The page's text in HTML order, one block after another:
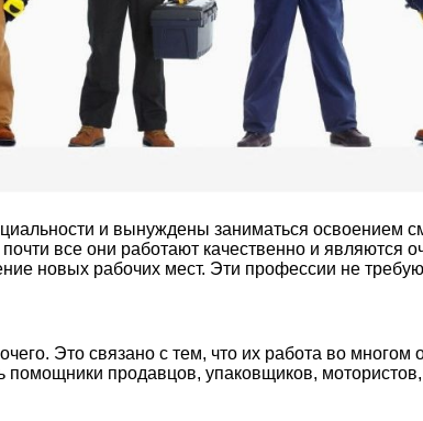
и вынуждены заниматься
все они работают качественно и являются
новых рабочих мест. Эти профессии не
Это связано с тем, что их работа во многом
продавцов, упаковщиков, мотористов,